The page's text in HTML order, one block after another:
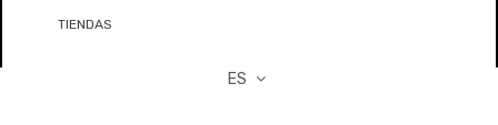
TIENDAS
ES